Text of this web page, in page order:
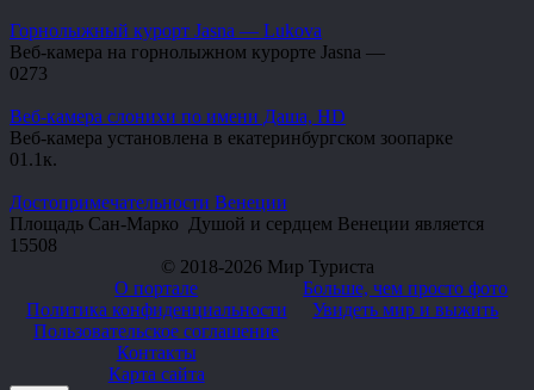
Горнолыжный курорт Jasna — Lukova
Веб-камера на горнолыжном курорте Jasna —
0273
Веб-камера слонихи по имени Даша, HD
Веб-камера установлена в екатеринбургском зоопарке
01.1к.
Достопримечательности Венеции
Площадь Сан-Марко Душой и сердцем Венеции является
15508
© 2018-2026 Мир Туриста
О портале
Политика конфиденциальности
Пользовательское соглашение
Контакты
Карта сайта
Больше, чем просто фото
Увидеть мир и выжить